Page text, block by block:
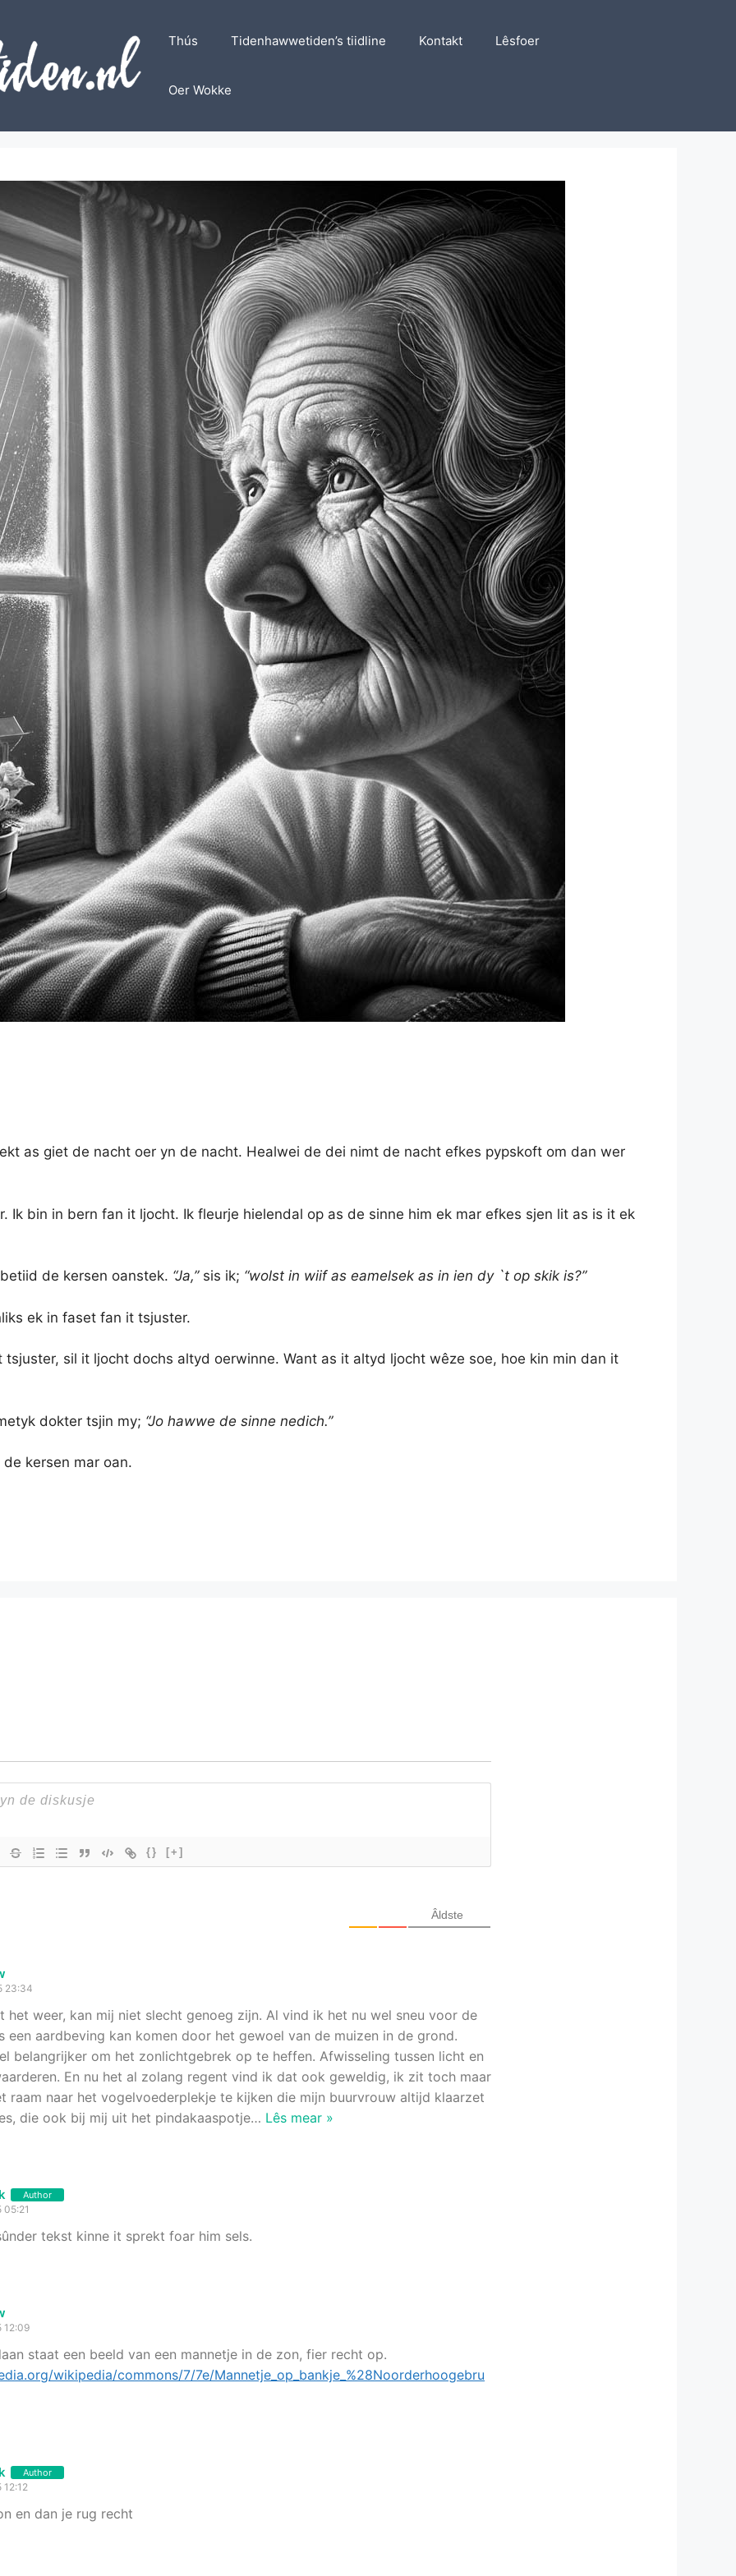
Thús Tidenhawwetiden’s tiidline Kontakt Lêsfoer
Oer Wokke
as giet de nacht oer yn de nacht. Healwei de dei nimt de nacht efkes pypskoft om dan wer
Ik bin in bern fan it ljocht. Ik fleurje hielendal op as de sinne him ek mar efkes sjen lit as is it ek
de kersen oanstek. “Ja,”sis ik; “wolst in wiif as eamelsek as in ien dy `t op skik is?”
ek in faset fan it tsjuster.
sil it ljocht dochs altyd oerwinne. Want as it altyd ljocht wêze soe, hoe kin min dan it
dokter tsjin my; “Jo hawwe de sinne nedich.”
kersen mar oan.
{} [+]
Âldste
23:34
het weer, kan mij niet slecht genoeg zijn. Al vind ik het nu wel sneu voor de
een aardbeving kan komen door het gewoel van de muizen in de grond.
belangrijker om het zonlichtgebrek op te heffen. Afwisseling tussen licht en
En nu het al zolang regent vind ik dat ook geweldig, ik zit toch maar
raam naar het vogelvoederplekje te kijken die mijn buurvrouw altijd klaarzet
die ook bij mij uit het pindakaaspotje… Lês mear »
Author
05:21
tekst kinne it sprekt foar him sels.
12:09
staat een beeld van een mannetje in de zon, fier recht op.
wikipedia/commons/7/7e/Mannetje_op_bankje_%28Noorderhoogebru
Author
12:12
en dan je rug recht